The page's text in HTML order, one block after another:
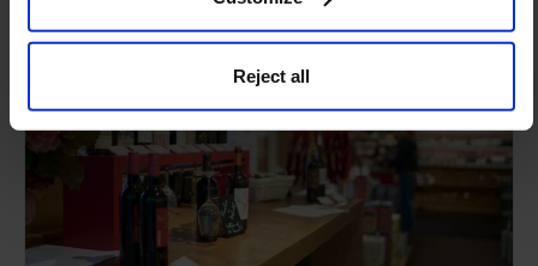
Reject all